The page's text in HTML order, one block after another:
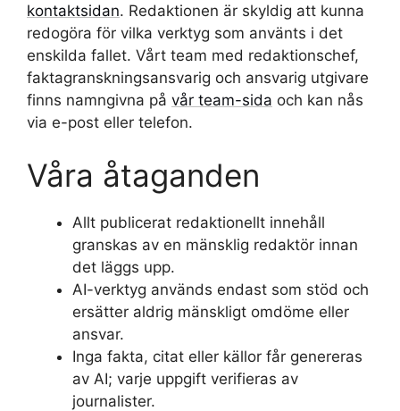
kontaktsidan. Redaktionen är skyldig att kunna
redogöra för vilka verktyg som använts i det
enskilda fallet. Vårt team med redaktionschef,
faktagranskningsansvarig och ansvarig utgivare
finns namngivna på vår team-sida och kan nås
via e-post eller telefon.
Våra åtaganden
Allt publicerat redaktionellt innehåll
granskas av en mänsklig redaktör innan
det läggs upp.
AI-verktyg används endast som stöd och
ersätter aldrig mänskligt omdöme eller
ansvar.
Inga fakta, citat eller källor får genereras
av AI; varje uppgift verifieras av
journalister.